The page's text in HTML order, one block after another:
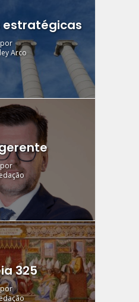
estratégicas
por
Arco
por
325
por